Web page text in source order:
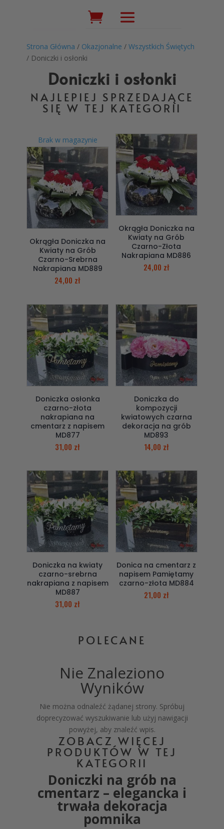
Wyszukiwarka
produktów
Strona Główna / Okazjonalne /Wszystkich Świętych
/ Doniczki i osłonki
Doniczki i osłonki
NAJLEPIEJ SPRZEDAJĄCE
SIĘ W TEJ KATEGORII
Brak w magazynie
Okrągła Doniczka na
Kwiaty na Grób
Czarno-Srebrna
Nakrapiana MD889
24,00 zł
Okrągła Doniczka na
Kwiaty na Grób
Czarno-Złota
Nakrapiana MD886
24,00 zł
Doniczka osłonka
czarno-złota
nakrapiana na
cmentarz z napisem
MD877
31,00 zł
Doniczka do
kompozycji
kwiatowych czarna
dekoracja na grób
MD893
14,00 zł
Doniczka na kwiaty
czarno-srebrna
nakrapiana z napisem
MD887
31,00 zł
Donica na cmentarz z
napisem Pamiętamy
czarno-złota MD884
21,00 zł
POLECANE
Nie Znaleziono
Wyników
Nie można odnaleźć żądanej strony. Spróbuj
doprecyzować wyszukiwanie lub użyj nawigacji
powyżej, aby znaleźć wpis.
ZOBACZ WIĘCEJ
PRODUKTÓW W TEJ
KATEGORII
Doniczki na grób na
cmentarz – elegancka i
trwała dekoracja
pomnika